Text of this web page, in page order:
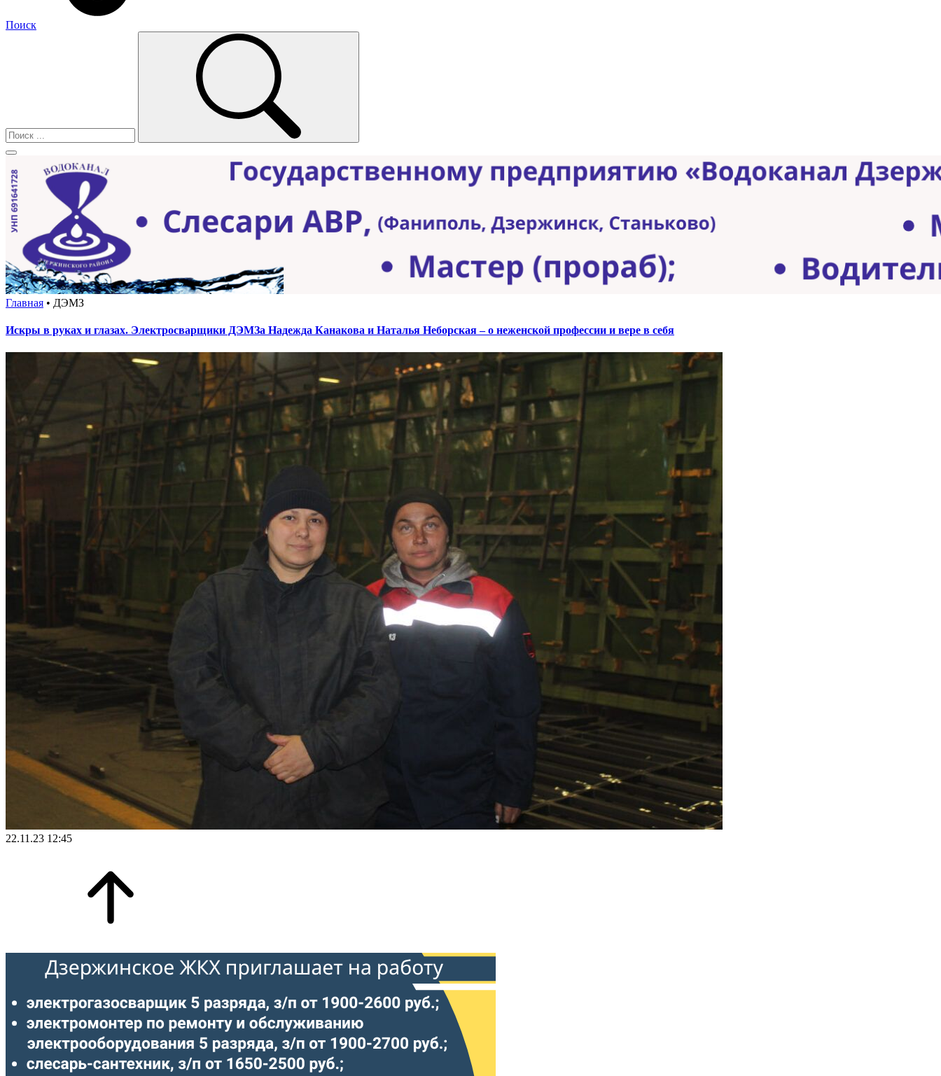
Поиск
Главная • ДЭМЗ
Искры в руках и глазах. Электросварщики ДЭМЗа Надежда Канакова и Наталья Неборская – о неженской профессии и вере в себя
22.11.23 12:45